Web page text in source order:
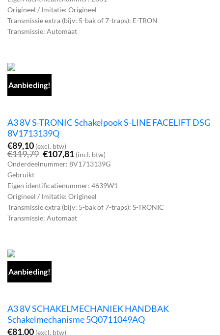
Origineel / Imitatie: Origineel
Transmissie extra (bijv: 5-bak of 7-traps): E-TRON
Transmissie: Automaat
Aanbieding!
A3 8V S-TRONIC Schakelpook S-LINE FACELIFT DSG
8V1713139Q
€89,10 (excl. btw)
€119,79 Oorspronkelijke
prijs
was:
€107,81Huidige
prijs
is:
(incl. btw)
Onderdeelnummer: 8V1713139G
Gebruikt
Eigen identificatienummer: 4639W1
Origineel / Imitatie: Origineel
Transmissie extra (bijv: 5-bak of 7-traps): S-TRONIC
Transmissie: Automaat
Aanbieding!
A3 8V SCHAKELMECHANIEK HANDBAK
Schakelmechanisme 5Q0711049AQ
€81,00 (excl. btw)